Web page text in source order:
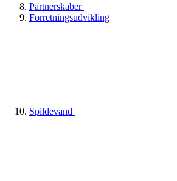
Partnerskaber
Forretningsudvikling
Spildevand